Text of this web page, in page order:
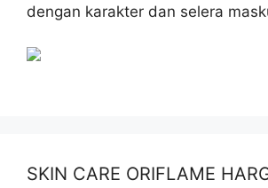
dengan karakter dan selera
SKIN CARE ORIFLAME